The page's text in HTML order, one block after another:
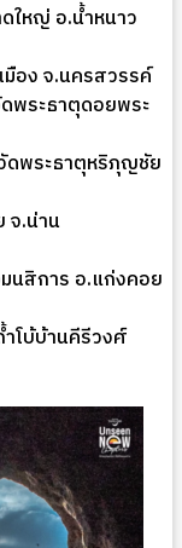
ใหญ่ อ.น้ำหนาว
มือง จ.นครสวรรค์
พระธาตุดอยพระ
ดพระธาตุหริภุญชัย
จ.น่าน
นสิการ อ.แก่งคอย
โบ้บ้านคีรีวงศ์